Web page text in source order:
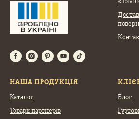
НАША ПРОДУКЦІЯ
Каталог
Товари партнерів
Блог